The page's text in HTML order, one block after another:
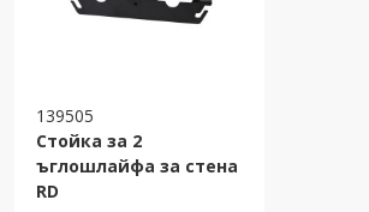
139505
Стойка за 2
ъглошлайфа за стена
RD